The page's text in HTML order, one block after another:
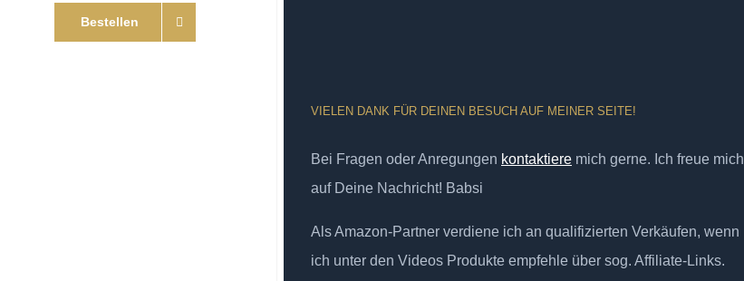
Bestellen
VIELEN DANK FÜR DEINEN BESUCH AUF MEINER SEITE!
Bei Fragen oder Anregungen kontaktiere mich gerne. Ich freue mich
auf Deine Nachricht! Babsi
Als Amazon-Partner verdiene ich an qualifizierten Verkäufen, wenn
ich unter den Videos Produkte empfehle über sog. Affiliate-Links.